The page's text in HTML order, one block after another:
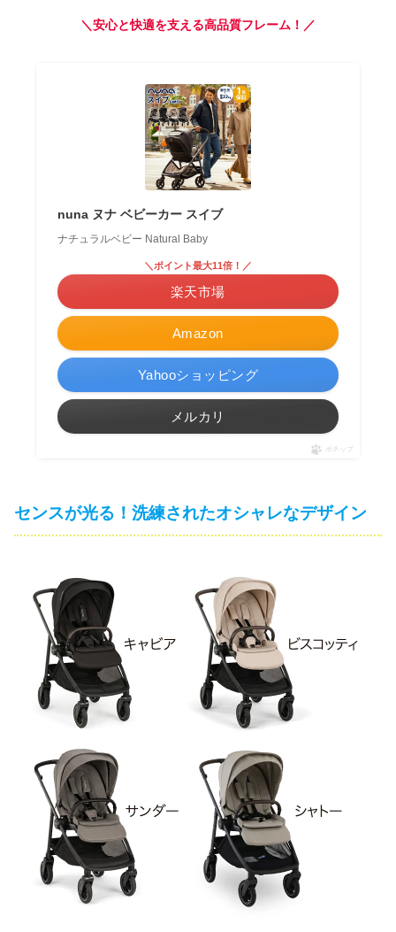
＼安心と快適を支える高品質フレーム！／
nuna ヌナ ベビーカー スイブ
ナチュラルベビー Natural Baby
Amazon
＼ポイント最大11倍！／
楽天市場
Yahooショッピング
メルカリ
ポチップ
センスが光る！洗練されたオシャレなデザイン